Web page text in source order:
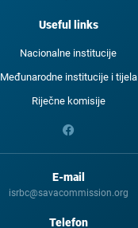
Useful links
Nacionalne institucije
Međunarodne institucije i tijela
Riječne komisije
E-mail
isrbc@savacommission.org
Telefon